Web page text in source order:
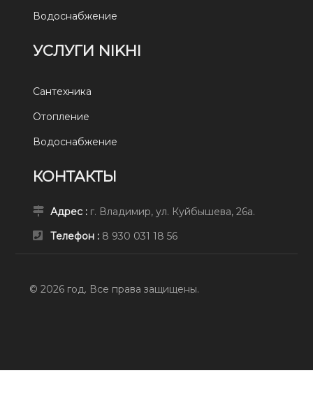
Водоснабжение
УСЛУГИ NIKHI
Сантехника
Отопление
Водоснабжение
КОНТАКТЫ
Адрес : г. Владимир, ул. Куйбышева, 26а.
Телефон : 8 930 031 18 56
© 2026 год. Все права защищены.